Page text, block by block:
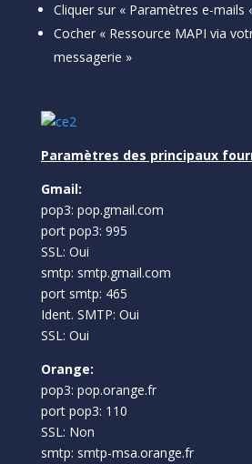
Cliquer sur « Paramètres e-mails
Cocher « Ressource MAPI via
messagerie »
Paramètres des principaux
Gmail:
pop3: pop.gmail.com
port pop3: 995
SSL: Oui
smtp: smtp.gmail.com
port smtp: 465
Ident. SMTP: Oui
SSL: Oui
Orange:
pop3: pop.orange.fr
port pop3: 110
SSL: Non
smtp: smtp-msa.orange.fr